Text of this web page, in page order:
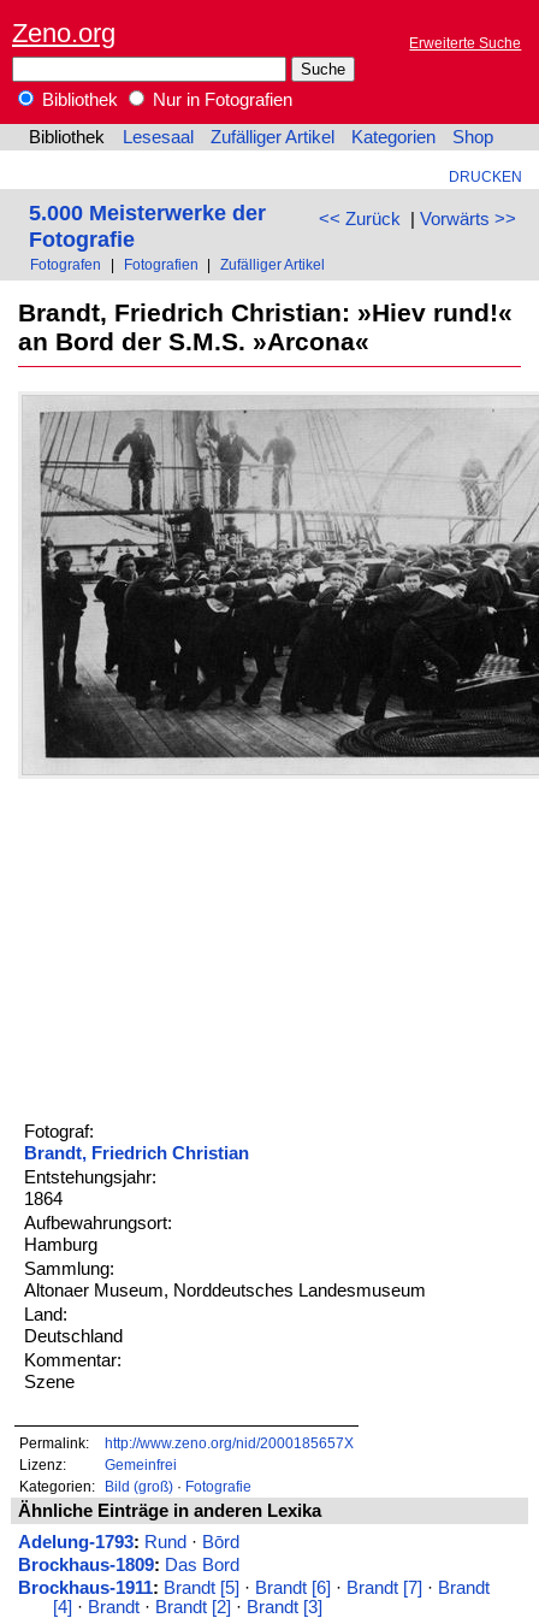
Zeno.org Erweiterte Suche
Bibliothek
Nur in Fotografien
Bibliothek
Lesesaal Zufälliger Artikel Kategorien Shop
DRUCKEN
<< Zurück | Vorwärts >>
5.000 Meisterwerke der
Fotografie
Fotografen Fotografien Zufälliger Artikel
Brandt, Friedrich Christian: »Hiev rund!«
an Bord der S.M.S. »Arcona«
Fotograf:
Brandt, Friedrich Christian
Entstehungsjahr:
1864
Aufbewahrungsort:
Hamburg
Sammlung:
Altonaer Museum, Norddeutsches Landesmuseum
Land:
Deutschland
Kommentar:
Szene
Permalink:
http://www.zeno.org/nid/2000185657X
Lizenz:
Gemeinfrei
Kategorien:
Bild (groß)· Fotografie
Ähnliche Einträge in anderen Lexika
Adelung-1793: Rund · Bōrd
Brockhaus-1809: Das Bord
Brockhaus-1911: Brandt [5] · Brandt [6] · Brandt [7] · Brandt
[4] · Brandt· Brandt [2] · Brandt [3]